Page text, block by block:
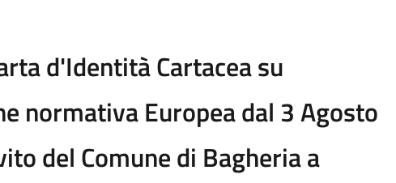
d'Identità Cartacea su
normativa Europea dal 3 Agosto
del Comune di Bagheria a